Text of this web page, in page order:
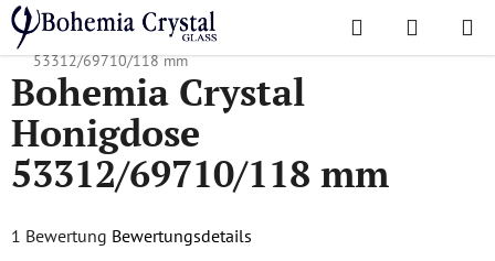
Zum
Inhalt
springen
Suchen
Startseite
/ Accessoires Honigdosen
Bohemia Crystal Honigdose
53312/69710/118 mm
Bohemia Crystal
Honigdose
53312/69710/118 mm
Die
1 Bewertung Bewertungsdetails